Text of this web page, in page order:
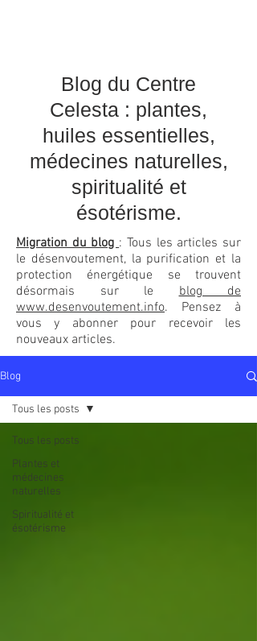
Blog du Centre
Celesta : plantes,
huiles essentielles,
médecines naturelles,
spiritualité et
ésotérisme.
Migration du blog: Tous les articles sur
le désenvoutement, la purification et la
protection énergétique se trouvent
désormais sur leblog de
www.desenvoutement.info. Pensez à
vous y abonner pour recevoir les
nouveaux articles.
Blog
Tous les posts
Plantes et
médecines
naturelles
Spiritualité et
ésotérisme
Tous les posts